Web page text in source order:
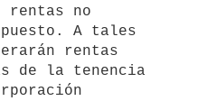
rentas no
A tales
rentas
de la tenencia